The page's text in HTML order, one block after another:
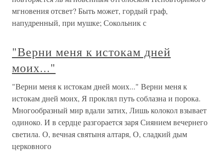
мгновения отсвет? Быть может, гордый граф,
напудренный, при мушке; Сокольник с
"Верни меня к истокам дней
моих..."
"Верни меня к истокам дней моих..." Верни меня к
истокам дней моих, Я проклял путь соблазна и порока.
Многообразный мир вдали затих, Лишь колокол взывает
одиноко. И в сердце разгорается заря Сиянием вечернего
светила. О, вечная святыня алтаря, О, сладкий дым
церковного